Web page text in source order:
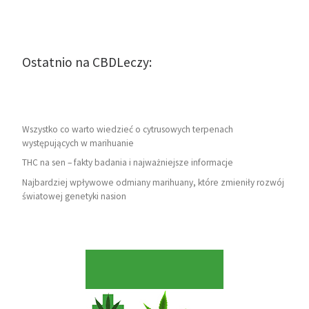
Ostatnio na CBDLeczy:
Wszystko co warto wiedzieć o cytrusowych terpenach
występujących w marihuanie
THC na sen – fakty badania i najważniejsze informacje
Najbardziej wpływowe odmiany marihuany, które zmieniły rozwój
światowej genetyki nasion